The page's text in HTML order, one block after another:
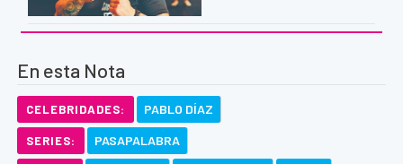
En esta Nota
CELEBRIDADES: PABLO DÍAZ
SERIES: PASAPALABRA